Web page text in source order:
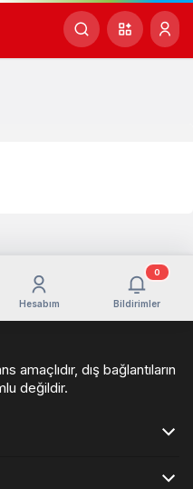
Hesabım Bildirimler
0
amaçlıdır, dış bağlantıların
değildir.